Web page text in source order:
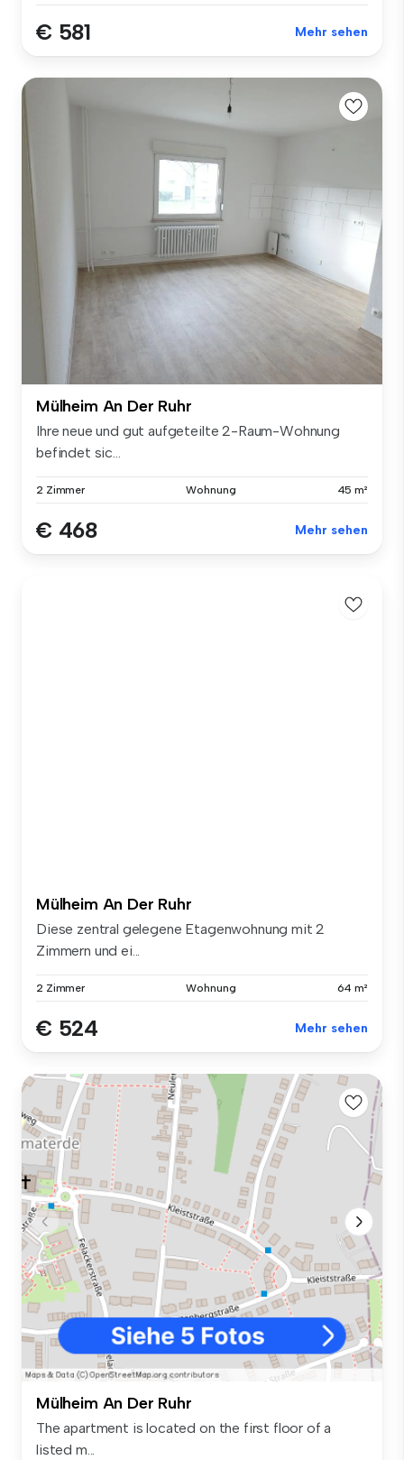
€ 581 Mehr sehen
Mülheim An Der Ruhr
Ihre neue und gut aufgeteilte 2-Raum-Wohnung
befindet sic...
2 Zimmer Wohnung 45 m²
€ 468 Mehr sehen
Mülheim An Der Ruhr
Diese zentral gelegene Etagenwohnung mit 2
Zimmern und ei...
2 Zimmer Wohnung 64 m²
€ 524 Mehr sehen
Mülheim An Der Ruhr
The apartment is located on the first floor of a
listed m...